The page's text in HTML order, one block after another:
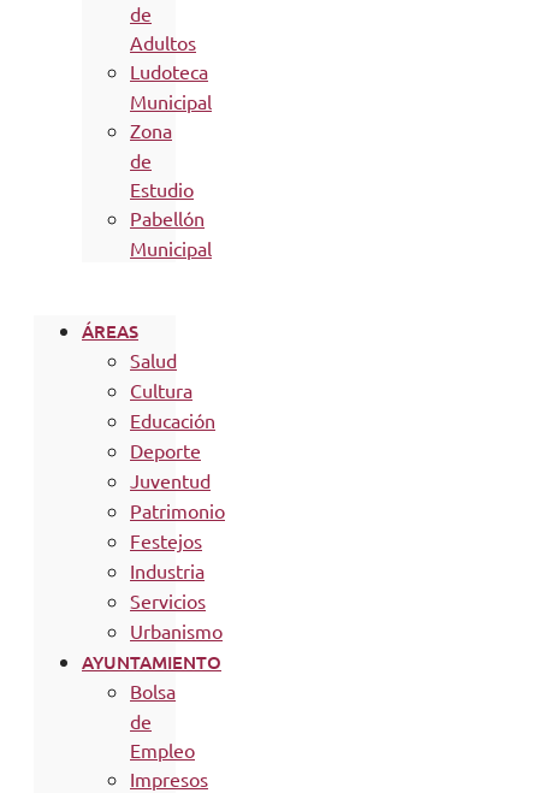
de
Adultos
Ludoteca
Municipal
Zona
de
Estudio
Pabellón
Municipal
ÁREAS
Salud
Cultura
Educación
Deporte
Juventud
Patrimonio
Festejos
Industria
Servicios
Urbanismo
AYUNTAMIENTO
Bolsa
de
Empleo
Impresos